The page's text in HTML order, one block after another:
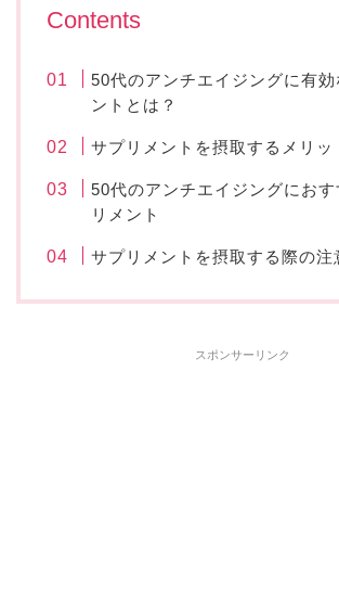
Contents
50代のアンチエイジングに有効
ントとは？
サプリメントを摂取するメリッ
50代のアンチエイジングにお
リメント
サプリメントを摂取する際の注
スポンサーリンク